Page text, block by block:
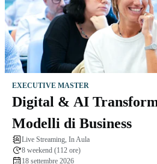
EXECUTIVE MASTER
Digital & AI
Modelli di Business
Live Streaming, In Aula
8 weekend (112 ore)
18 settembre 2026